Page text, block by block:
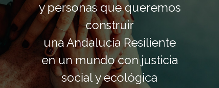
y personas que queremos
construir
una Andalucía Resiliente
en un mundo con justicia
social y ecológica